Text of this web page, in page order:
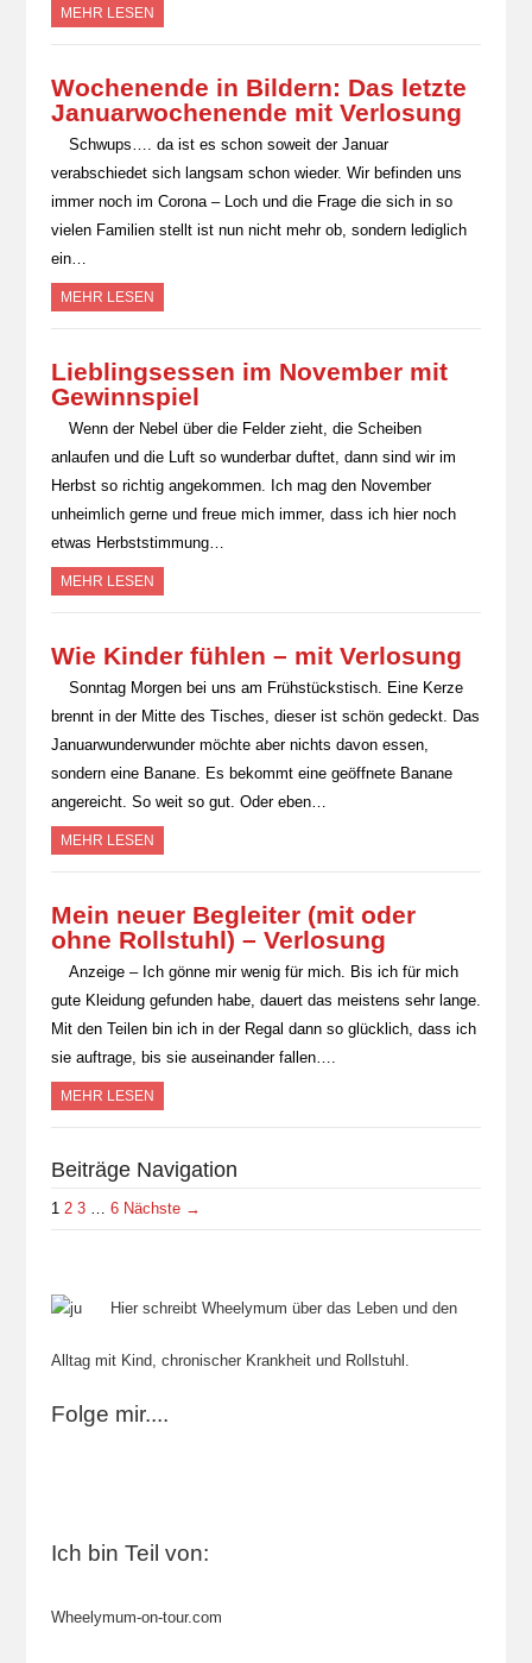
MEHR LESEN
Wochenende in Bildern: Das letzte
Januarwochenende mit Verlosung
Schwups…. da ist es schon soweit der Januar
verabschiedet sich langsam schon wieder. Wir befinden uns
immer noch im Corona – Loch und die Frage die sich in so
vielen Familien stellt ist nun nicht mehr ob, sondern lediglich
ein…
MEHR LESEN
Lieblingsessen im November mit
Gewinnspiel
Wenn der Nebel über die Felder zieht, die Scheiben
anlaufen und die Luft so wunderbar duftet, dann sind wir im
Herbst so richtig angekommen. Ich mag den November
unheimlich gerne und freue mich immer, dass ich hier noch
etwas Herbststimmung…
MEHR LESEN
Wie Kinder fühlen – mit Verlosung
Sonntag Morgen bei uns am Frühstückstisch. Eine Kerze
brennt in der Mitte des Tisches, dieser ist schön gedeckt. Das
Januarwunderwunder möchte aber nichts davon essen,
sondern eine Banane. Es bekommt eine geöffnete Banane
angereicht. So weit so gut. Oder eben…
MEHR LESEN
Mein neuer Begleiter (mit oder
ohne Rollstuhl) – Verlosung
Anzeige – Ich gönne mir wenig für mich. Bis ich für mich
gute Kleidung gefunden habe, dauert das meistens sehr lange.
Mit den Teilen bin ich in der Regal dann so glücklich, dass ich
sie auftrage, bis sie auseinander fallen….
MEHR LESEN
Beiträge Navigation
1 2 3 … 6 Nächste →
Hier schreibt Wheelymum über das Leben und den
Alltag mit Kind, chronischer Krankheit und Rollstuhl.
Folge mir....
Ich bin Teil von:
Wheelymum-on-tour.com